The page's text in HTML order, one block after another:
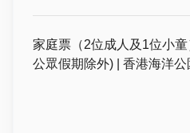
家庭票（2位成人及1位小
公眾假期除外) | 香港海洋公